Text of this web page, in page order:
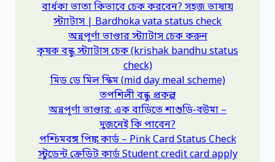
বার্ধক্য ভাতা কিভাবে চেক করবেন? সহজ ভাষায়
স্ট্যাটাস | Bardhoka vata status check
অন্নপূর্ণা ভাণ্ডার স্ট্যাটাস চেক করুন
কৃষক বন্ধু স্ট্যাটাস চেক (krishak bandhu status
check)
মিড ডে মিল স্কিম (mid day meal scheme)
তপশিলী বন্ধু প্রকল্প
অন্নপূর্ণা ভাণ্ডার: এক বাড়িতে শাশুড়ি-বউমা –
দুজনেই কি পাবেন?
পশ্চিমবঙ্গ পিঙ্ক কার্ড – Pink Card Status Check
স্টুডেন্ট ক্রেডিট কার্ড Student credit card apply